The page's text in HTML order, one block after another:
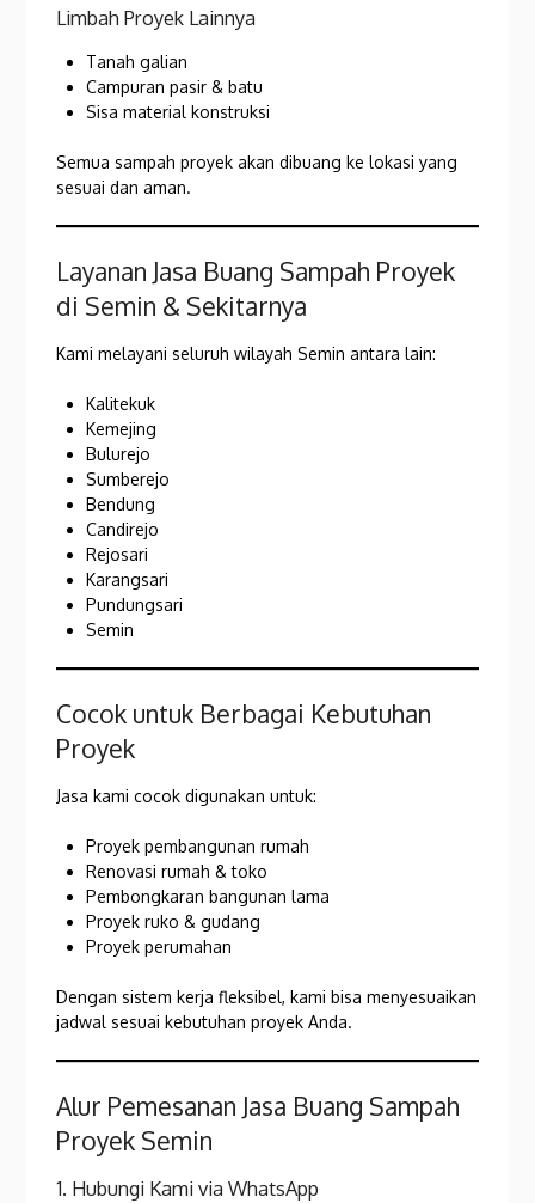
Limbah Proyek Lainnya
Tanah galian
Campuran pasir & batu
Sisa material konstruksi
Semua sampah proyek akan dibuang ke lokasi yang
sesuai dan aman.
Layanan Jasa Buang Sampah Proyek
di Semin & Sekitarnya
Kami melayani seluruh wilayah Semin antara lain:
Kalitekuk
Kemejing
Bulurejo
Sumberejo
Bendung
Candirejo
Rejosari
Karangsari
Pundungsari
Semin
Cocok untuk Berbagai Kebutuhan
Proyek
Jasa kami cocok digunakan untuk:
Proyek pembangunan rumah
Renovasi rumah & toko
Pembongkaran bangunan lama
Proyek ruko & gudang
Proyek perumahan
Dengan sistem kerja fleksibel, kami bisa menyesuaikan
jadwal sesuai kebutuhan proyek Anda.
Alur Pemesanan Jasa Buang Sampah
Proyek Semin
1. Hubungi Kami via WhatsApp